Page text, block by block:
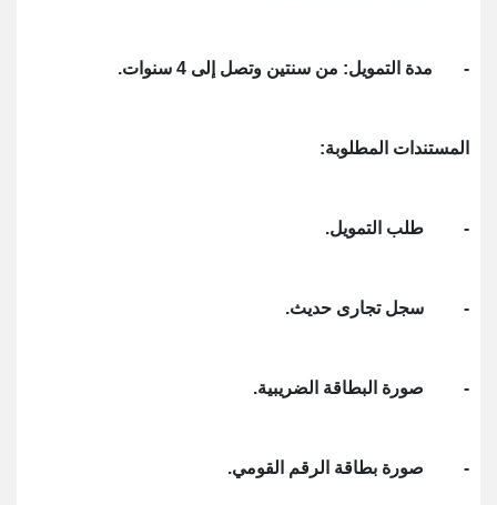
- مدة التمويل: من سنتين وتصل إلى 4 سنوات.
المستندات المطلوبة:
- طلب التمويل.
- سجل تجارى حديث.
- صورة البطاقة الضريبية.
- صورة بطاقة الرقم القومي.